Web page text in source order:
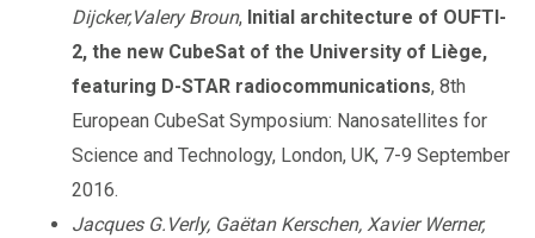
Dijcker,Valery Broun, Initial architecture of OUFTI-
2, the new CubeSat of the University of Liège,
featuring D-STAR radiocommunications, 8th
European CubeSat Symposium: Nanosatellites for
Science and Technology, London, UK, 7-9 September
2016.
Jacques G.Verly, Gaëtan Kerschen, Xavier Werner,